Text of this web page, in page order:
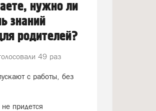
нужно ли
знаний
родителей?
49 раз
с работы, без
придется